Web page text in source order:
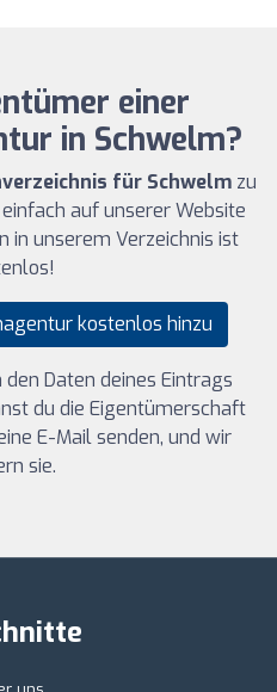
einer
in Schwelm?
für Schwelm zu
auf unserer Website
in unserem Verzeichnis ist
kostenlos hinzu
Daten deines Eintrags
du die Eigentümerschaft
E-Mail senden, und wir
sie.